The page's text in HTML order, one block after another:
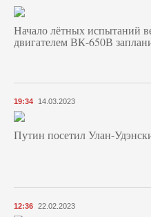
Начало лётных испытаний
двигателем ВК-650В
19:34 14.03.2023
Путин посетил Улан-
12:36 22.02.2023